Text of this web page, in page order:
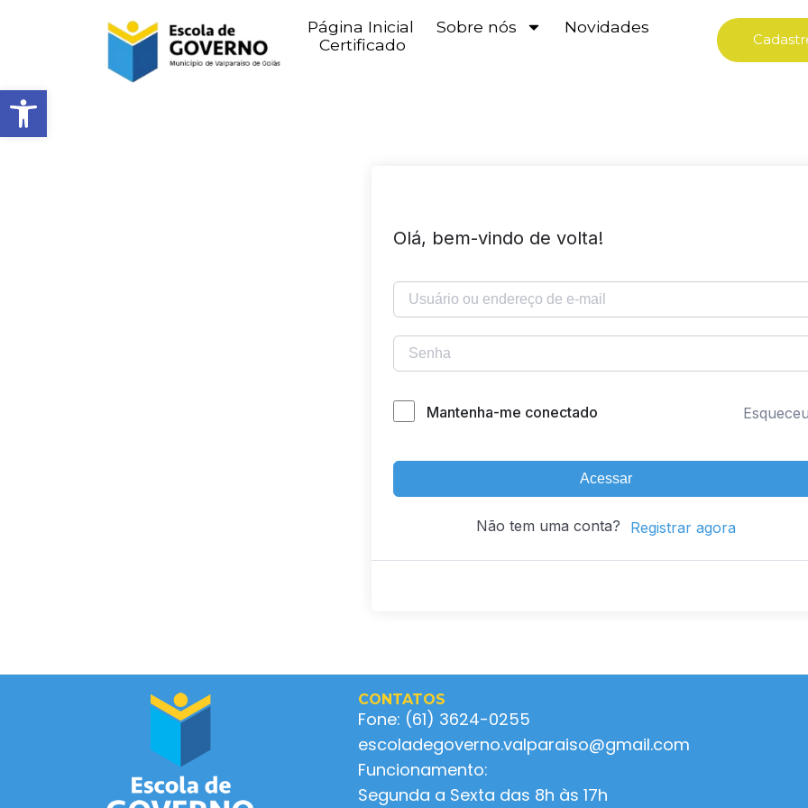
Abrir barra de ferramentas
Página Inicial Sobre nós
Novidades
Certificado
Olá, bem-vindo de volta!
Mantenha-me conectado
Acessar
Não tem uma conta? Registrar agora
CONTATOS
Fone: (61) 3624-0255
escoladegoverno.valparaiso@gmail.com
Funcionamento:
Segunda a Sexta das 8h às 17h